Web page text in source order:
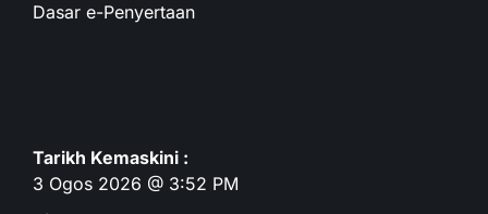
Dasar e-Penyertaan
Tarikh Kemaskini :
3 Ogos 2026 @ 3:52 PM